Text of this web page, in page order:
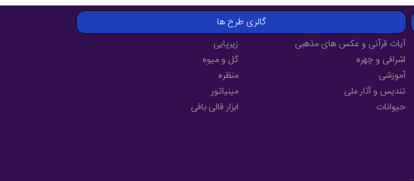
گالری طرح ها
آیات قرآنی و عکس های مذهبی
اشرافی و چهره
آموزشی
تندیس و آثار ملی
حیوانات
زیرپایی
گل و میوه
منظره
مینیاتور
ابزار قالی بافی